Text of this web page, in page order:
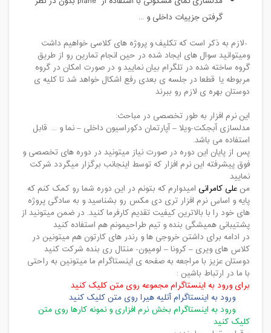
گرفتن جزییات داخلی و ...
-لازم به ذکر است که تکلیف و پروژه های کلاسی خواهیم داشت
ومیتوانید سوال های ایجاد شده در حین انجام تمارین رو از طریق
گروه ساخته شده در تلگرام بیان نمایید و در صورت امکان در گروه
مربوطه یا قطعا در جلسه ی بعدی رفع اشکال خواهد شد تا کلیه ی
دوستان بهره ی لازم رو ببرند
این نرم افزار به طور تخصصی در مباحث:
مدلسازی آبجکت-ویلا –آپارتمان دکوراسیون داخلی –نما و ... قابل
استفاده می باشد.
پس از پایان این دوره در صورت نیاز میتونید در دوره های تخصصی و
فوق پیشرفته این نرم افزار که توسط اینجانب برگزار میگردد شرکت
نمایید
منعلی کامرانی امیدوارم که بتونم در این دوره شما رو کمک کنم که
پایه و اساس نرم افزار تری دی مکس رو بشناسید و به سادگی پروژه
های خود را با بالاترین کیفیت تقدیم کارفرما کنید. در ضمن میتونید از
پشتیبانی همیشگی بنده و تیم طراحیمونم هم استفاده کنید
در ادامه برای داشتن خروجی ها و رندر های کارتون هم میتونین در
کلاس های ویری –کرونا– لومیون- منتال ری بنده شرکت کنید
دوستان عزیز با مراجعه به صفحه ی اینستاگرام ما میتونین به راحتی
با ما در ارتباط باشین :
برای ورود به اینستاگرام مجموعه روی متن کلیک کنید
ورود به اینستاگرام آتلیه هیرا روی متن کلیک کنید
ورود به اینستاگرام بخش نرم افزاری و نمونه کارها روی متن
کلیک کنید